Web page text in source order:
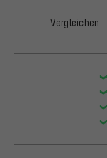
Vergleichen